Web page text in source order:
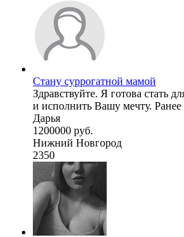
Стану суррогатной мамой
Здравствуйте. Я готова стать
и исполнить Вашу мечту.
Дарья
1200000 руб.
Нижний Новгород
2350